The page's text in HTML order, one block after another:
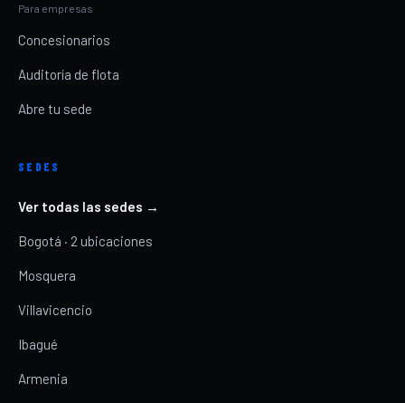
Para empresas
Concesionarios
Auditoría de flota
Abre tu sede
SEDES
Ver todas las sedes →
Bogotá · 2 ubicaciones
Mosquera
Villavicencio
Ibagué
Armenia